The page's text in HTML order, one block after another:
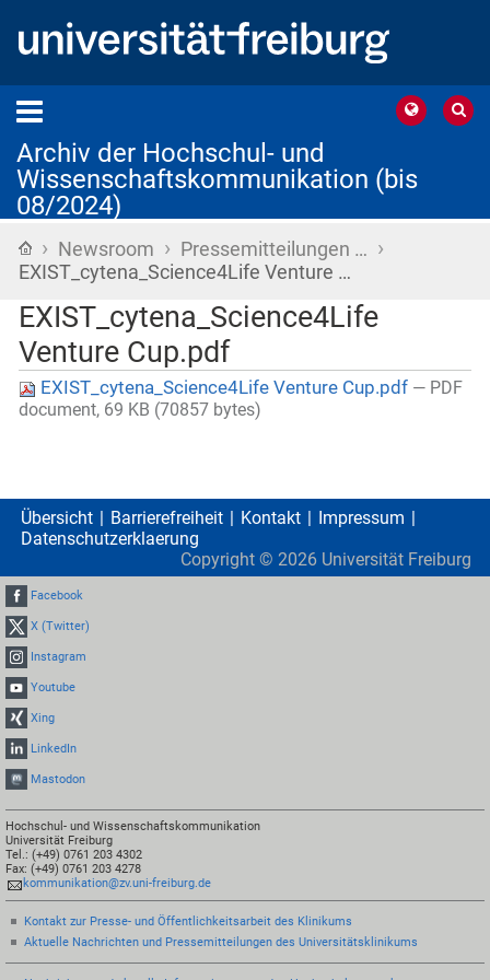
Archiv der Hochschul- und
Wissenschaftskommunikation (bis
08/2024)
Startseite
› Newsroom › Pressemitteilungen … ›
EXIST_cytena_Science4Life Venture …
EXIST_cytena_Science4Life
Venture Cup.pdf
EXIST_cytena_Science4Life Venture Cup.pdf — PDF
document, 69 KB (70857 bytes)
Übersicht Barrierefreiheit Kontakt
Impressum
Datenschutzerklaerung
Copyright © 2026 Universität Freiburg
Facebook
X (Twitter)
Instagram
Youtube
Xing
LinkedIn
Mastodon
Hochschul- und Wissenschaftskommunikation
Universität Freiburg
Tel.: (+49) 0761 203 4302
Fax: (+49) 0761 203 4278
kommunikation@zv.uni-freiburg.de
Kontakt zur Presse- und Öffentlichkeitsarbeit des Klinikums
Aktuelle Nachrichten und Pressemitteilungen des Universitätsklinikums